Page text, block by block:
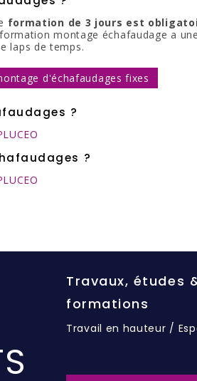
formation de 3 jours est
montage échafaudage a une
laps de temps.
d'échafaudages fixes
?
?
Travaux, études
formations
Travail en hauteur /